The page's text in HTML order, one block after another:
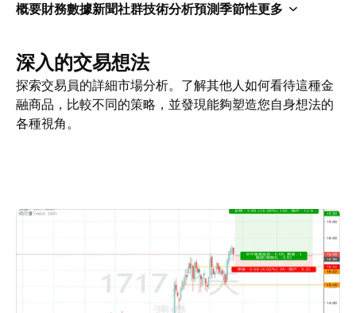
概要財務數據新聞社群技術分析預測季節性更多
深入的交易想法
探索交易員的詳細市場分析。了解其他人如何看待這種金
融商品，比較不同的策略，並發現能夠塑造您自身想法的
各種視角。